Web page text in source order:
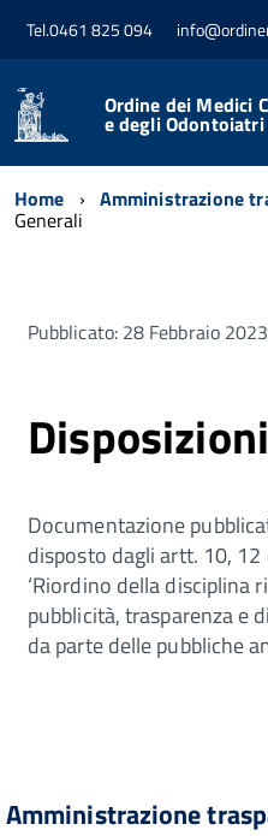
Tel.0461 825 094
Ordine dei Medici
e degli
Home Amministrazione
Generali
Pubblicato: 28 Febbraio 2023
Documentazione
disposto dagli artt. 10,
‘Riordino della disciplina
pubblicità, trasparenza e
da parte delle pubbliche
Amministrazione